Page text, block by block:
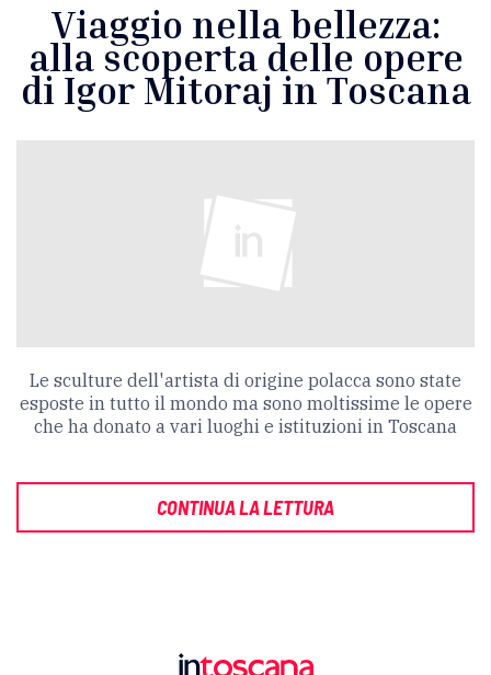
Viaggio nella bellezza:
alla scoperta delle opere
di Igor Mitoraj in Toscana
Le sculture dell'artista di origine polacca sono state
esposte in tutto il mondo ma sono moltissime le opere
che ha donato a vari luoghi e istituzioni in Toscana
CONTINUA LA LETTURA